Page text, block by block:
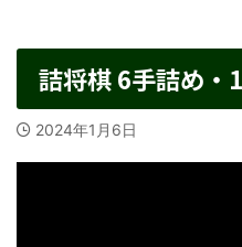
詰将棋 6手詰め・
2024年1月6日